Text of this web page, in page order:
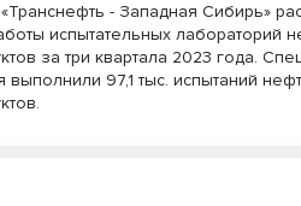
- Западная Сибирь»
испытательных лабораторий
за три квартала 2023 года.
выполнили 97,1 тыс. испытаний